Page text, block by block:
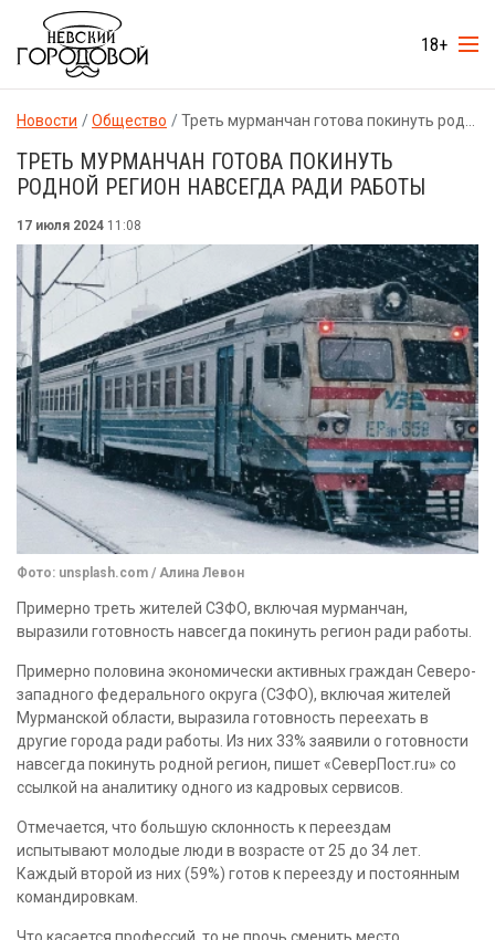
18+
Новости Общество Треть мурманчан готова покинуть родной регион навсегда ради работы
ТРЕТЬ МУРМАНЧАН ГОТОВА ПОКИНУТЬ
РОДНОЙ РЕГИОН НАВСЕГДА РАДИ РАБОТЫ
17 июля 2024 11:08
Фото: unsplash.com / Алина Левон
Примерно треть жителей СЗФО, включая мурманчан,
выразили готовность навсегда покинуть регион ради работы.
Примерно половина экономически активных граждан Северо-
западного федерального округа (СЗФО), включая жителей
Мурманской области, выразила готовность переехать в
другие города ради работы. Из них 33% заявили о готовности
навсегда покинуть родной регион, пишет «СеверПост.ru» со
ссылкой на аналитику одного из кадровых сервисов.
Отмечается, что большую склонность к переездам
испытывают молодые люди в возрасте от 25 до 34 лет.
Каждый второй из них (59%) готов к переезду и постоянным
командировкам.